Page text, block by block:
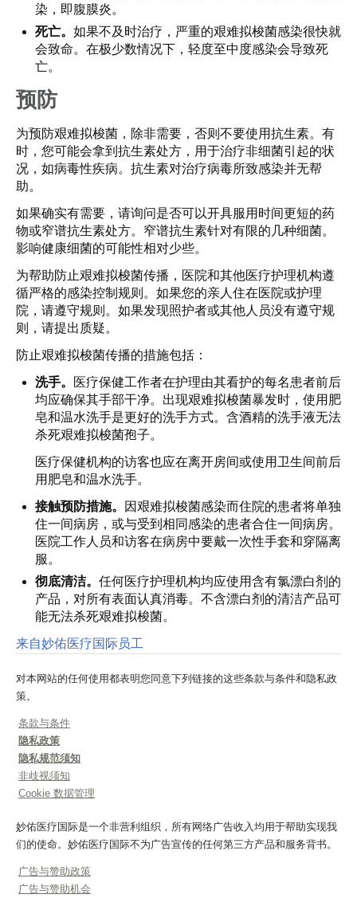
染，即腹膜炎。
死亡。 如果不及时治疗，严重的艰难拟梭菌感染很快就
会致命。在极少数情况下，轻度至中度感染会导致死
亡。
预防
为预防艰难拟梭菌，除非需要，否则不要使用抗生素。有
时，您可能会拿到抗生素处方，用于治疗非细菌引起的状
况，如病毒性疾病。抗生素对治疗病毒所致感染并无帮
助。
如果确实有需要，请询问是否可以开具服用时间更短的药
物或窄谱抗生素处方。窄谱抗生素针对有限的几种细菌。
影响健康细菌的可能性相对少些。
为帮助防止艰难拟梭菌传播，医院和其他医疗护理机构遵
循严格的感染控制规则。如果您的亲人住在医院或护理
院，请遵守规则。如果发现照护者或其他人员没有遵守规
则，请提出质疑。
防止艰难拟梭菌传播的措施包括：
洗手。
医疗保健工作者在护理由其看护的每名患者前后
均应确保其手部干净。出现艰难拟梭菌暴发时，使用肥
皂和温水洗手是更好的洗手方式。含酒精的洗手液无法
杀死艰难拟梭菌孢子。
医疗保健机构的访客也应在离开房间或使用卫生间前后
用肥皂和温水洗手。
接触预防措施。
因艰难拟梭菌感染而住院的患者将单独
住一间病房，或与受到相同感染的患者合住一间病房。
医院工作人员和访客在病房中要戴一次性手套和穿隔离
服。
彻底清洁。 任何医疗护理机构均应使用含有氯漂白剂的
产品，对所有表面认真消毒。不含漂白剂的清洁产品可
能无法杀死艰难拟梭菌。
来自妙佑医疗国际员工
对本网站的任何使用都表明您同意下列链接的这些条款与条件和隐私政
策。
条款与条件
隐私政策
隐私规范须知
非歧视须知
Cookie 数据管理
妙佑医疗国际是一个非营利组织，所有网络广告收入均用于帮助实现我
们的使命。妙佑医疗国际不为广告宣传的任何第三方产品和服务背书。
广告与赞助政策
广告与赞助机会